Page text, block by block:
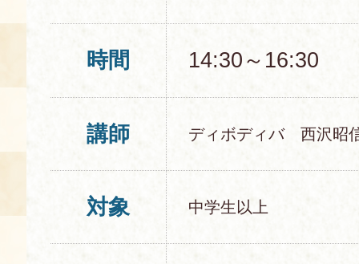
時間 14:30～16:30
講師 ディボディバ 西沢昭
対象 中学生以上